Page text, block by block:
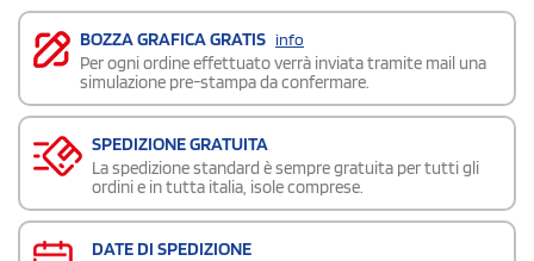
BOZZA GRAFICA GRATIS info
Per ogni ordine effettuato verrà inviata tramite mail una
simulazione pre-stampa da confermare.
SPEDIZIONE GRATUITA
La spedizione standard è sempre gratuita per tutti gli
ordini e in tutta italia, isole comprese.
DATE DI SPEDIZIONE